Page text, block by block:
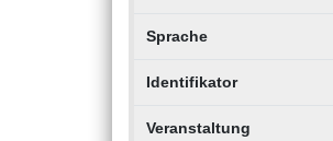
Sprache
Identifikator
Veranstaltung